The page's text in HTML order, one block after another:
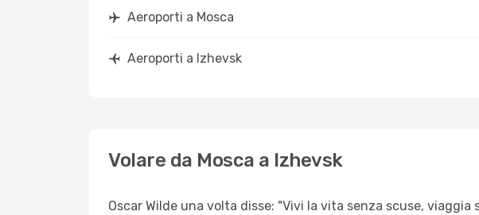
Aeroporti a Mosca
Aeroporti a Izhevsk
Volare da Mosca a Izhevsk
Oscar Wilde una volta disse: "Vivi la vita senza scuse,